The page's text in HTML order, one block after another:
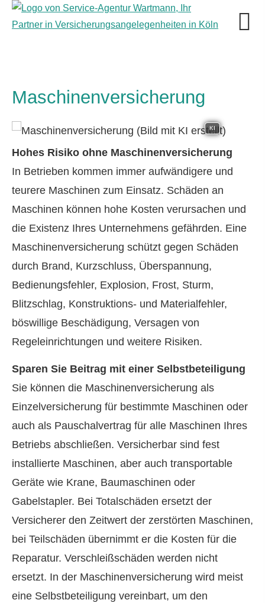
Maschinenversicherung
KI
Hohes Risiko ohne Maschinenversicherung
In Betrieben kommen immer aufwändigere und
teurere Maschinen zum Einsatz. Schäden an
Maschinen können hohe Kosten verursachen und
die Existenz Ihres Unternehmens gefährden. Eine
Maschinenversicherung schützt gegen Schäden
durch Brand, Kurzschluss, Überspannung,
Bedienungsfehler, Explosion, Frost, Sturm,
Blitzschlag, Konstruktions- und Materialfehler,
böswillige Beschädigung, Versagen von
Regeleinrichtungen und weitere Risiken.
Sparen Sie Beitrag mit einer Selbstbeteiligung
Sie können die Maschinenversicherung als
Einzelversicherung für bestimmte Maschinen oder
auch als Pauschalvertrag für alle Maschinen Ihres
Betriebs abschließen. Versicherbar sind fest
installierte Maschinen, aber auch transportable
Geräte wie Krane, Baumaschinen oder
Gabelstapler. Bei Totalschäden ersetzt der
Versicherer den Zeitwert der zerstörten Maschinen,
bei Teilschäden übernimmt er die Kosten für die
Reparatur. Verschleißschäden werden nicht
ersetzt. In der Maschinenversicherung wird meist
eine Selbstbeteiligung vereinbart, um den